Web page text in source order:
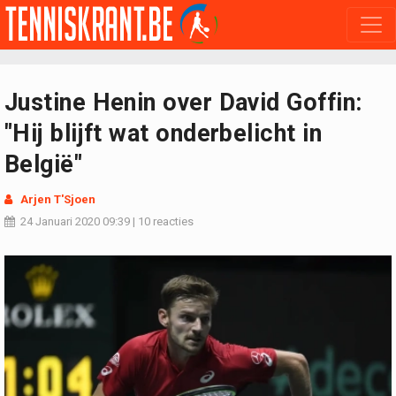
Justine Henin over David Goffin:
"Hij blijft wat onderbelicht in
België"
Arjen T'Sjoen
24 Januari 2020 09:39 | 10 reacties